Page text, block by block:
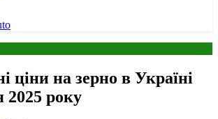
ціни на зерно в Україні
2025 року